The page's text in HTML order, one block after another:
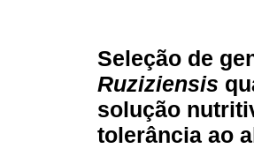
Seleção de
Ruziziensis
solução
tolerância ao